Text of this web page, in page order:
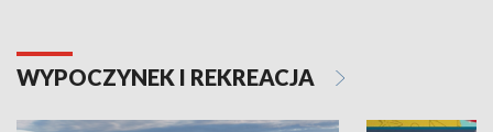
WYPOCZYNEK I REKREACJA